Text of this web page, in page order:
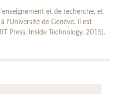
et de recherche, et
l'Université de Genève. Il est
Press, Inside Technology, 2015).